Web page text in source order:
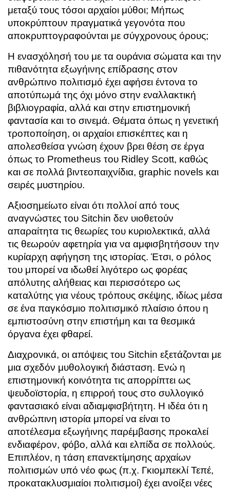
μεταξύ τους τόσοι αρχαίοι μύθοι; Μήπως
υποκρύπτουν πραγματικά γεγονότα που
αποκρυπτογραφούνται με σύγχρονους όρους;
Η ενασχόλησή του με τα ουράνια σώματα και την
πιθανότητα εξωγήινης επίδρασης στον
ανθρώπινο πολιτισμό έχει αφήσει έντονα το
αποτύπωμά της όχι μόνο στην εναλλακτική
βιβλιογραφία, αλλά και στην επιστημονική
φαντασία και το σινεμά. Θέματα όπως η γενετική
τροποποίηση, οι αρχαίοι επισκέπτες και η
απολεσθείσα γνώση έχουν βρει θέση σε έργα
όπως το Prometheus του Ridley Scott, καθώς
και σε πολλά βιντεοπαιχνίδια, graphic novels και
σειρές μυστηρίου.
Αξιοσημείωτο είναι ότι πολλοί από τους
αναγνώστες του Sitchin δεν υιοθετούν
απαραίτητα τις θεωρίες του κυριολεκτικά, αλλά
τις θεωρούν αφετηρία για να αμφισβητήσουν την
κυρίαρχη αφήγηση της ιστορίας. Έτσι, ο ρόλος
του μπορεί να ιδωθεί λιγότερο ως φορέας
απόλυτης αλήθειας και περισσότερο ως
καταλύτης για νέους τρόπους σκέψης, ιδίως μέσα
σε ένα παγκόσμιο πολιτισμικό πλαίσιο όπου η
εμπιστοσύνη στην επιστήμη και τα θεσμικά
όργανα έχει φθαρεί.
Διαχρονικά, οι απόψεις του Sitchin εξετάζονται με
μια σχεδόν μυθολογική διάσταση. Ενώ η
επιστημονική κοινότητα τις απορρίπτει ως
ψευδοϊστορία, η επιρροή τους στο συλλογικό
φαντασιακό είναι αδιαμφισβήτητη. Η ιδέα ότι η
ανθρώπινη ιστορία μπορεί να είναι το
αποτέλεσμα εξωγήινης παρέμβασης προκαλεί
ενδιαφέρον, φόβο, αλλά και ελπίδα σε πολλούς.
Επιπλέον, η τάση επανεκτίμησης αρχαίων
πολιτισμών υπό νέο φως (π.χ. Γκιομπεκλί Τεπέ,
προκατακλυσμιαίοι πολιτισμοί) έχει ανοίξει νέες